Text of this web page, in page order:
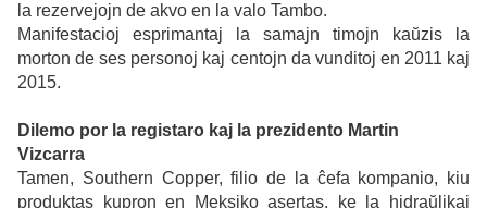
la rezervejojn de akvo en la valo Tambo.
Manifestacioj esprimantaj la samajn timojn kaŭzis la
morton de ses personoj kaj centojn da vunditoj en 2011 kaj
2015.
Dilemo por la registaro kaj la prezidento Martin
Vizcarra
Tamen, Southern Copper, filio de la ĉefa kompanio, kiu
produktas kupron en Meksiko asertas, ke la hidraŭlikaj